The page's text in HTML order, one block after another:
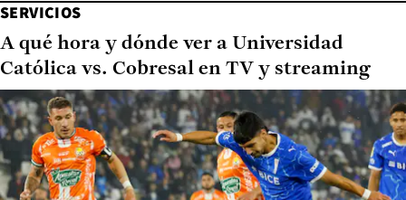
SERVICIOS
A qué hora y dónde ver a Universidad
Católica vs. Cobresal en TV y streaming